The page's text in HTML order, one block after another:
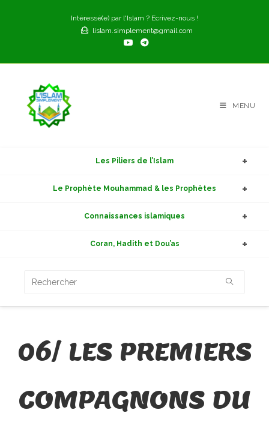
Intéressé(e) par l'Islam ? Ecrivez-nous !
lislam.simplement@gmail.com
MENU
Les Piliers de l’Islam
Le Prophète Mouhammad & les Prophètes
Connaissances islamiques
Coran, Hadith et Dou’as
06/ LES PREMIERS
COMPAGNONS DU